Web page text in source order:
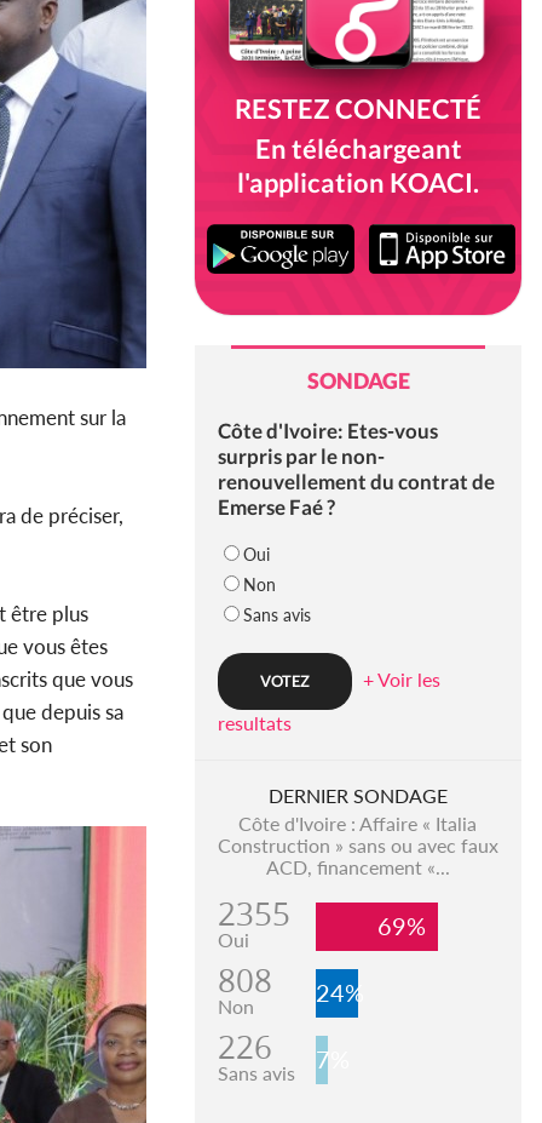
sur la
de préciser,
être plus
vous êtes
que vous
depuis sa
son
RESTEZ CONNECTÉ
En téléchargeant
l'application KOACI.
SONDAGE
Côte d'Ivoire: Etes-vous
surpris par le non-
renouvellement du contrat de
Emerse Faé ?
Oui
Non
Sans avis
+ Voir les
resultats
DERNIER SONDAGE
Côte d'Ivoire : Affaire « Italia
Construction » sans ou avec faux
ACD, financement «...
2355
Oui 69%
808
Non 24%
226
Sans avis 7%